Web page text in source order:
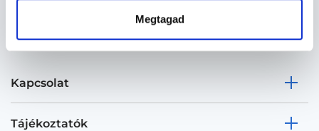
Megtagad
Kapcsolat
Tájékoztatók